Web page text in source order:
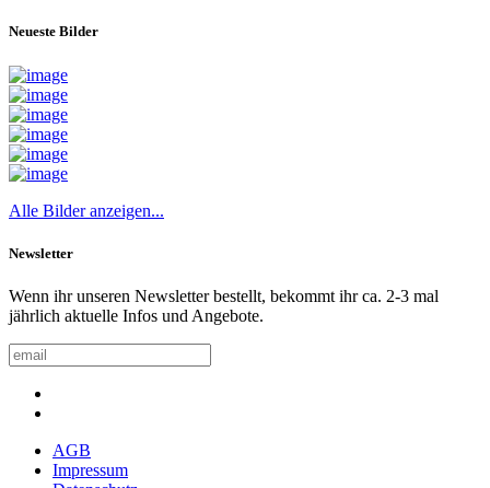
Neueste Bilder
Alle Bilder anzeigen...
Newsletter
Wenn ihr unseren Newsletter bestellt, bekommt ihr ca. 2-3 mal
jährlich aktuelle Infos und Angebote.
AGB
Impressum